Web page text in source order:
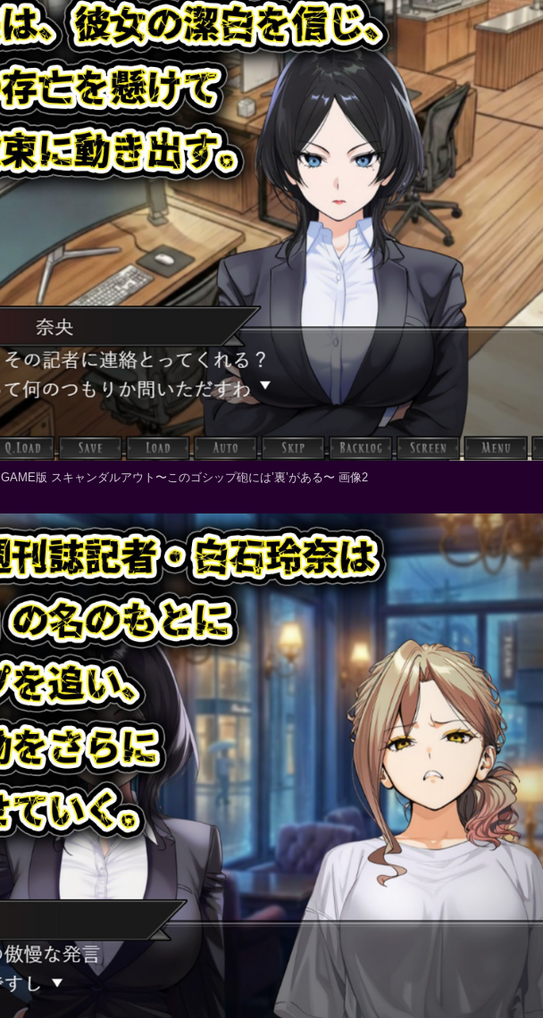
GAME版 スキャンダルアウト〜このゴシップ砲には’裏’がある〜 画像2